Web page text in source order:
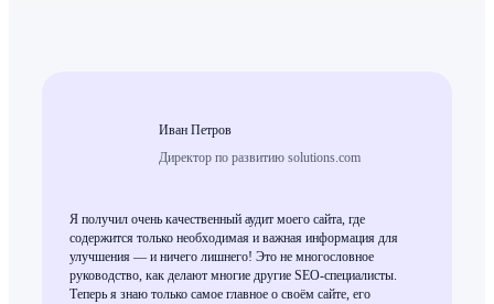
Иван Петров
Директор по развитию solutions.com
Я получил очень качественный аудит моего сайта, где
содержится только необходимая и важная информация для
улучшения — и ничего лишнего! Это не многословное
руководство, как делают многие другие SEO-специалисты.
Теперь я знаю только самое главное о своём сайте, его